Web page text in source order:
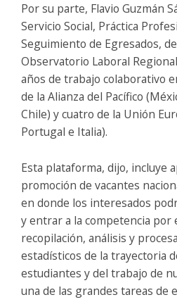
Por su parte, Flavio Guzmán
Servicio Social, Práctica
Seguimiento de Egresados,
Observatorio Laboral
años de trabajo colaborativo
de la Alianza del Pacífico
Chile) y cuatro de la Unión
Portugal e Italia).
Esta plataforma, dijo, incluye
promoción de vacantes
en donde los interesados
y entrar a la competencia por
recopilación, análisis y
estadísticos de la trayectoria
estudiantes y del trabajo de
una de las grandes tareas de